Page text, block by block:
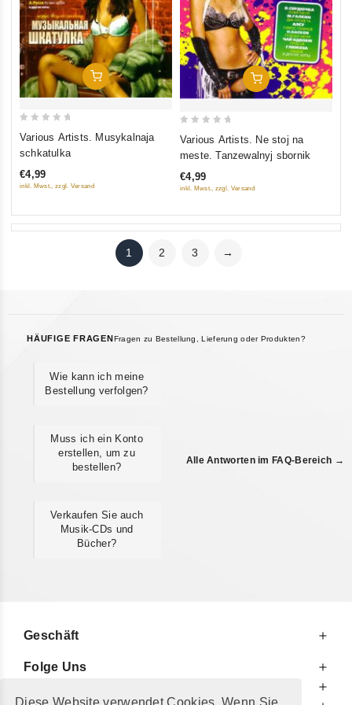
Diese Website verwendet Cookies. Wenn Sie
In Den Warenkorb
5
Various Artists. Musykalnaja
schkatulka
€4,99
inkl. Mwst., zzgl. Versand
In Den Warenkorb
5
Various Artists. Ne stoj na
meste. Tanzewalnyj sbornik
€4,99
inkl. Mwst., zzgl. Versand
1 2 3 →
HÄUFIGE FRAGEN Fragen zu Bestellung, Lieferung oder Produkten?
Wie kann ich meine
Bestellung verfolgen?
Muss ich ein Konto
erstellen, um zu
bestellen?
Verkaufen Sie auch
Musik-CDs und
Bücher?
Alle Antworten im FAQ-Bereich →
Geschäft
Folge Uns